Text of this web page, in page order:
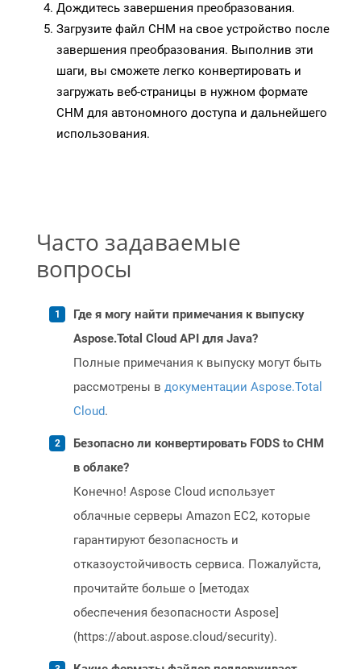
Дождитесь завершения преобразования.
Загрузите файл CHM на свое устройство после
завершения преобразования. Выполнив эти
шаги, вы сможете легко конвертировать и
загружать веб-страницы в нужном формате
CHM для автономного доступа и дальнейшего
использования.
Часто задаваемые
вопросы
Где я могу найти примечания к выпуску
Aspose.Total Cloud API для Java?
Полные примечания к выпуску могут быть
рассмотрены в документации Aspose.Total
Cloud.
Безопасно ли конвертировать FODS to CHM
в облаке?
Конечно! Aspose Cloud использует
облачные серверы Amazon EC2, которые
гарантируют безопасность и
отказоустойчивость сервиса. Пожалуйста,
прочитайте больше о [методах
обеспечения безопасности Aspose]
(https://about.aspose.cloud/security).